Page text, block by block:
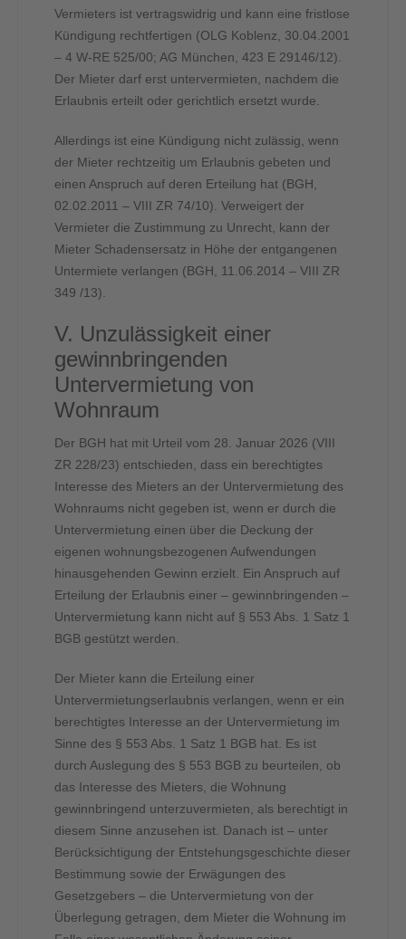
Vermieters ist vertragswidrig und kann eine fristlose
Kündigung rechtfertigen (OLG Koblenz, 30.04.2001
– 4 W-RE 525/00; AG München, 423 E 29146/12).
Der Mieter darf erst untervermieten, nachdem die
Erlaubnis erteilt oder gerichtlich ersetzt wurde.
Allerdings ist eine Kündigung nicht zulässig, wenn
der Mieter rechtzeitig um Erlaubnis gebeten und
einen Anspruch auf deren Erteilung hat (BGH,
02.02.2011 – VIII ZR 74/10). Verweigert der
Vermieter die Zustimmung zu Unrecht, kann der
Mieter Schadensersatz in Höhe der entgangenen
Untermiete verlangen (BGH, 11.06.2014 – VIII ZR
349 /13).
V. Unzulässigkeit einer
gewinnbringenden
Untervermietung von
Wohnraum
Der BGH hat mit Urteil vom 28. Januar 2026 (VIII
ZR 228/23) entschieden, dass ein berechtigtes
Interesse des Mieters an der Untervermietung des
Wohnraums nicht gegeben ist, wenn er durch die
Untervermietung einen über die Deckung der
eigenen wohnungsbezogenen Aufwendungen
hinausgehenden Gewinn erzielt. Ein Anspruch auf
Erteilung der Erlaubnis einer – gewinnbringenden –
Untervermietung kann nicht auf § 553 Abs. 1 Satz 1
BGB gestützt werden.
Der Mieter kann die Erteilung einer
Untervermietungserlaubnis verlangen, wenn er ein
berechtigtes Interesse an der Untervermietung im
Sinne des § 553 Abs. 1 Satz 1 BGB hat. Es ist
durch Auslegung des § 553 BGB zu beurteilen, ob
das Interesse des Mieters, die Wohnung
gewinnbringend unterzuvermieten, als berechtigt in
diesem Sinne anzusehen ist. Danach ist – unter
Berücksichtigung der Entstehungsgeschichte dieser
Bestimmung sowie der Erwägungen des
Gesetzgebers – die Untervermietung von der
Überlegung getragen, dem Mieter die Wohnung im